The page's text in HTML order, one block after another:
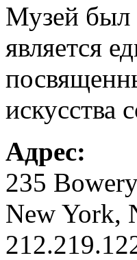
Музей был
является
искусства
Адрес:
235
New York,